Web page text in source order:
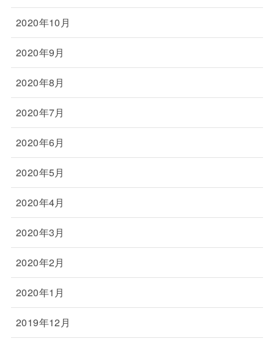
2020年10月
2020年9月
2020年8月
2020年7月
2020年6月
2020年5月
2020年4月
2020年3月
2020年2月
2020年1月
2019年12月